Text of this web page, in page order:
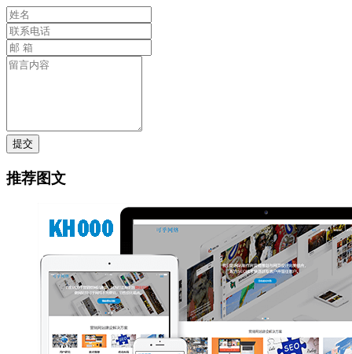
提交
推荐图文